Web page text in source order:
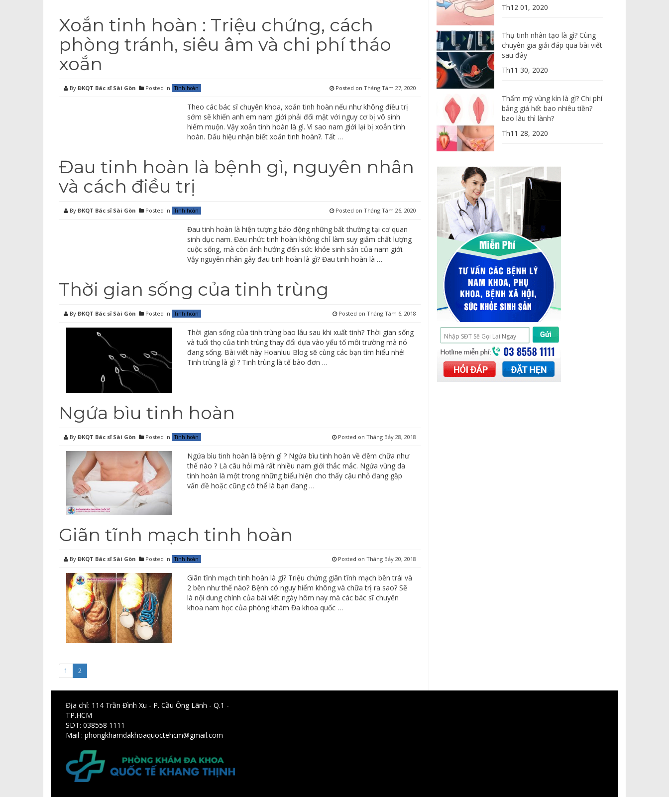
Xoắn tinh hoàn : Triệu chứng, cách
phòng tránh, siêu âm và chi phí tháo
xoắn
By ĐKQT Bác sĩ Sài Gòn Posted in Tinh hoàn Posted on Tháng Tám 27, 2020
Theo các bác sĩ chuyên khoa, xoắn tinh hoàn nếu như không điều trị
sớm sẽ khiến anh em nam giới phải đối mặt với nguy cơ bị vô sinh
hiếm muộn. Vậy xoắn tinh hoàn là gì. Vì sao nam giới lại bị xoắn tinh
hoàn. Dấu hiệu nhận biết xoắn tinh hoàn?. Tất …
Đau tinh hoàn là bệnh gì, nguyên nhân
và cách điều trị
By ĐKQT Bác sĩ Sài Gòn Posted in Tinh hoàn Posted on Tháng Tám 26, 2020
Đau tinh hoàn là hiện tượng báo động những bất thường tại cơ quan
sinh dục nam. Đau nhức tinh hoàn không chỉ làm suy giảm chất lượng
cuộc sống, mà còn ảnh hưởng đến sức khỏe sinh sản của nam giới.
Vậy nguyên nhân gây đau tinh hoàn là gì? Đau tinh hoàn là …
Thời gian sống của tinh trùng
By ĐKQT Bác sĩ Sài Gòn Posted in Tinh hoàn Posted on Tháng Tám 6, 2018
Thời gian sống của tinh trùng bao lâu sau khi xuất tinh? Thời gian sống
và tuổi thọ của tinh trùng thay đổi dựa vào yếu tố môi trường mà nó
đang sống. Bài viết này Hoanluu Blog sẽ cùng các bạn tìm hiểu nhé!
Tinh trùng là gì ? Tinh trùng là tế bào đơn …
Ngứa bìu tinh hoàn
By ĐKQT Bác sĩ Sài Gòn Posted in Tinh hoàn Posted on Tháng Bảy 28, 2018
Ngứa bìu tinh hoàn là bệnh gì ? Ngứa bìu tinh hoàn về đêm chữa như
thế nào ? Là câu hỏi mà rất nhiều nam giới thắc mắc. Ngứa vùng da
tinh hoàn là một trong những biểu hiện cho thấy cậu nhỏ đang gặp
vấn đề hoặc cũng có thể là bạn đang …
Giãn tĩnh mạch tinh hoàn
By ĐKQT Bác sĩ Sài Gòn Posted in Tinh hoàn Posted on Tháng Bảy 20, 2018
Giãn tĩnh mạch tinh hoàn là gì? Triệu chứng giãn tĩnh mạch bên trái và
2 bên như thế nào? Bệnh có nguy hiểm không và chữa trị ra sao? Sẽ
là nội dung chính của bài viết ngày hôm nay mà các bác sĩ chuyên
khoa nam học của phòng khám Đa khoa quốc …
1 2
Th12 01, 2020
Thụ tinh nhân tạo là gì? Cùng
chuyên gia giải đáp qua bài viết
sau đây
Th11 30, 2020
Thẩm mỹ vùng kín là gì? Chi phí
bảng giá hết bao nhiêu tiền?
bao lâu thì lành?
Th11 28, 2020
Địa chỉ: 114 Trần Đình Xu - P. Cầu Ông Lãnh - Q.1 -
TP.HCM
SDT: 038558 1111
Mail : phongkhamdakhoaquoctehcm@gmail.com